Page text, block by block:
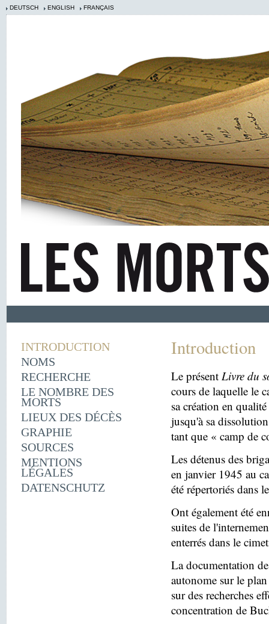
DEUTSCH ENGLISH FRANÇAIS
INTRODUCTION
NOMS
RECHERCHE
LE NOMBRE DES
MORTS
LIEUX DES DÉCÈS
GRAPHIE
SOURCES
MENTIONS
LÉGALES
DATENSCHUTZ
Introduction
Le présentLivre du
cours de laquelle le
sa création en
jusqu'à sa
tant que « camp de
Les détenus des
en janvier 1945 au
été répertoriés dans
Ont également été
suites de
enterrés dans le
La documentation
autonome sur le
sur des recherches
concentration de